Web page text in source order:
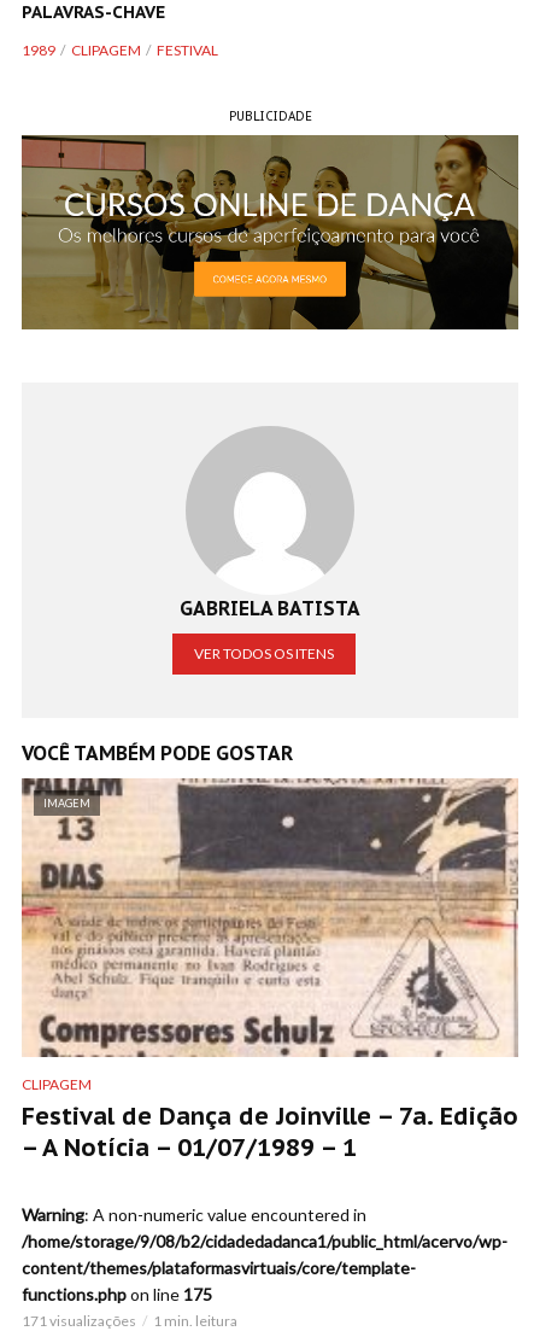
PALAVRAS-CHAVE
1989 CLIPAGEM FESTIVAL
PUBLICIDADE
GABRIELA BATISTA
VER TODOS OS ITENS
VOCÊ TAMBÉM PODE GOSTAR
IMAGEM
CLIPAGEM
Festival de Dança de Joinville – 7a. Edição
– A Notícia – 01/07/1989 – 1
Warning: A non-numeric value encountered in
/home/storage/9/08/b2/cidadedadanca1/public_html/acervo/wp-
content/themes/plataformasvirtuais/core/template-
functions.phpon line 175
171 visualizações 1 min. leitura